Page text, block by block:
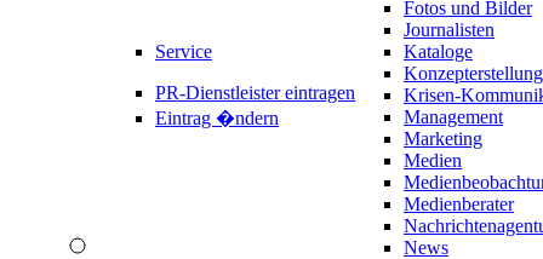
Service
PR-Dienstleister eintragen
Eintrag �ndern
Fotos und Bilder
Journalisten
Kataloge
Konzepterstellung
Krisen-
Management
Marketing
Medien
Medienberater
News